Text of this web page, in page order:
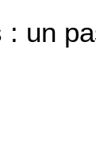
: un